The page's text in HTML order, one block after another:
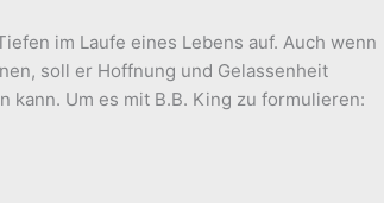
im Laufe eines Lebens auf. Auch wenn
soll er Hoffnung und Gelassenheit
Um es mit B.B. King zu formulieren: